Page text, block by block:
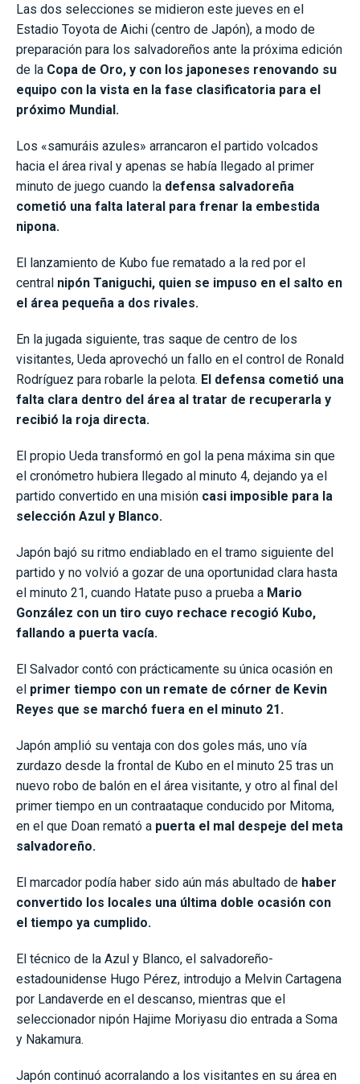
Las dos selecciones se midieron este jueves en el
Estadio Toyota de Aichi (centro de Japón), a modo de
preparación para los salvadoreños ante la próxima edición
de la Copa de Oro, y con los japoneses renovando su
equipo con la vista en la fase clasificatoria para el
próximo Mundial.
Los «samuráis azules» arrancaron el partido volcados
hacia el área rival y apenas se había llegado al primer
minuto de juego cuando la defensa salvadoreña
cometió una falta lateral para frenar la embestida
nipona.
El lanzamiento de Kubo fue rematado a la red por el
central nipón Taniguchi, quien se impuso en el salto en
el área pequeña a dos rivales.
En la jugada siguiente, tras saque de centro de los
visitantes, Ueda aprovechó un fallo en el control de Ronald
Rodríguez para robarle la pelota. El defensa cometió una
falta clara dentro del área al tratar de recuperarla y
recibió la roja directa.
El propio Ueda transformó en gol la pena máxima sin que
el cronómetro hubiera llegado al minuto 4, dejando ya el
partido convertido en una misión casi imposible para la
selección Azul y Blanco.
Japón bajó su ritmo endiablado en el tramo siguiente del
partido y no volvió a gozar de una oportunidad clara hasta
el minuto 21, cuando Hatate puso a prueba a Mario
González con un tiro cuyo rechace recogió Kubo,
fallando a puerta vacía.
El Salvador contó con prácticamente su única ocasión en
el primer tiempo con un remate de córner de Kevin
Reyes que se marchó fuera en el minuto 21.
Japón amplió su ventaja con dos goles más, uno vía
zurdazo desde la frontal de Kubo en el minuto 25 tras un
nuevo robo de balón en el área visitante, y otro al final del
primer tiempo en un contraataque conducido por Mitoma,
en el que Doan remató a puerta el mal despeje del meta
salvadoreño.
El marcador podía haber sido aún más abultado de haber
convertido los locales una última doble ocasión con
el tiempo ya cumplido.
El técnico de la Azul y Blanco, el salvadoreño-
estadounidense Hugo Pérez, introdujo a Melvin Cartagena
por Landaverde en el descanso, mientras que el
seleccionador nipón Hajime Moriyasu dio entrada a Soma
y Nakamura.
Japón continuó acorralando a los visitantes en su área en